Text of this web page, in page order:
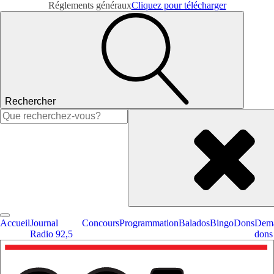
Réglements générauxCliquez pour télécharger
Rechercher
Rechercher :
AccueilJournal
Radio 92,5
ConcoursProgrammationBaladosBingoDons
dons